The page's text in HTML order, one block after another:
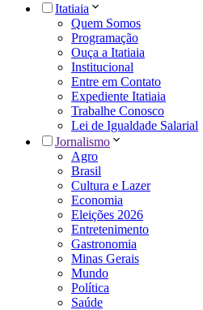
Itatiaia
Quem Somos
Programação
Ouça a Itatiaia
Institucional
Entre em Contato
Expediente Itatiaia
Trabalhe Conosco
Lei de Igualdade Salarial
Jornalismo
Agro
Brasil
Cultura e Lazer
Economia
Eleições 2026
Entretenimento
Gastronomia
Minas Gerais
Mundo
Política
Saúde